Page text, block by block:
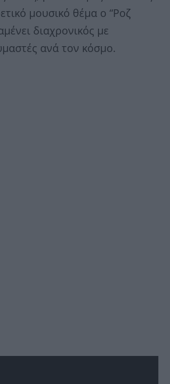
μουσικό θέμα ο “Ροζ
διαχρονικός με
ανά τον κόσμο.